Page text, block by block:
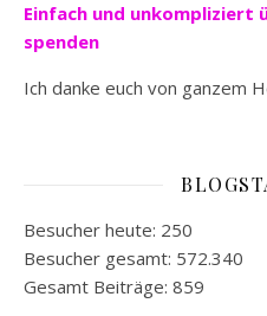
Einfach und unkompliziert
spenden
Ich danke euch von ganzem
Besucher heute: 250
Besucher gesamt: 572.340
Gesamt Beiträge: 859